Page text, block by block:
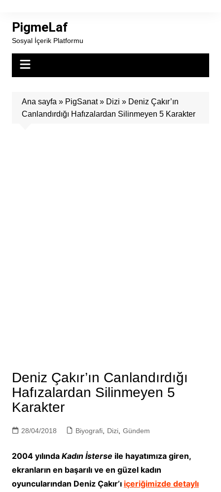
contentPigmeLaf
Sosyal İçerik Platformu
Ana sayfa » PigSanat» Dizi » Deniz Çakır’ın
Canlandırdığı Hafızalardan Silinmeyen 5 Karakter
Deniz Çakır’ın Canlandırdığı
Hafızalardan Silinmeyen 5
Karakter
28/04/2018 Biyografi, Dizi, Gündem
2004 yılında Kadın İsterse ile hayatımıza giren,
ekranların en başarılı ve en güzel kadın
oyuncularından Deniz Çakır’ı içeriğimizde detaylı